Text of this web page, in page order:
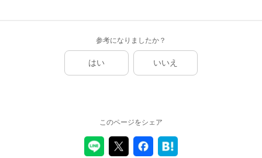
参考になりましたか？
はい いいえ
このページをシェア